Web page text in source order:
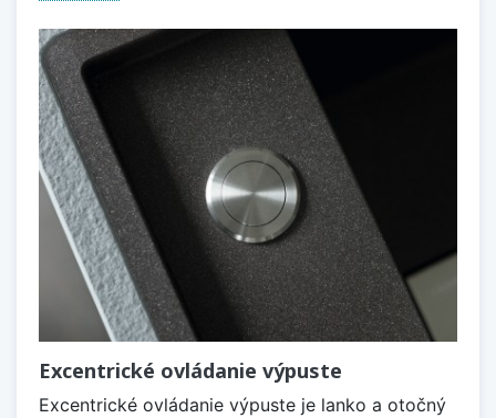
Excentrické ovládanie výpuste
Excentrické ovládanie výpuste je lanko a otočný